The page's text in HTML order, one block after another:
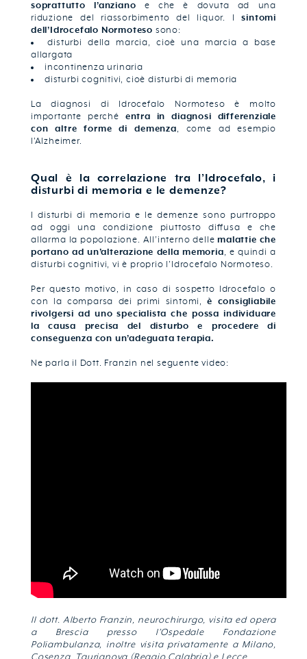
soprattutto l’anziano e che è dovuta ad una
riduzione del riassorbimento del liquor. Isintomi
dell’Idrocefalo Normoteso sono:
disturbi della marcia, cioè una marcia a base
allargata
incontinenza urinaria
disturbi cognitivi, cioè disturbi di memoria
La diagnosi di Idrocefalo Normoteso è molto
importante perché entra in diagnosi differenziale
con altre forme di demenza, come ad esempio
l’Alzheimer.
Qual è la correlazione tra l’Idrocefalo, i
disturbi di memoria e le demenze?
I disturbi di memoria e le demenze sono purtroppo
ad oggi una condizione piuttosto diffusa e che
allarma la popolazione. All’interno dellemalattie che
portano ad un’alterazione della memoria, e quindi a
disturbi cognitivi, vi è proprio l’Idrocefalo Normoteso.
Per questo motivo, in caso di sospetto Idrocefalo o
con la comparsa dei primi sintomi,è consigliabile
rivolgersi ad uno specialista che possa individuare
la causa precisa del disturbo e procedere di
conseguenza con un’adeguata terapia.
Ne parla il Dott. Franzin nel seguente video:
Il dott. Alberto Franzin, neurochirurgo, visita ed opera
a Brescia presso l’Ospedale Fondazione
Poliambulanza, inoltre visita privatamente a Milano,